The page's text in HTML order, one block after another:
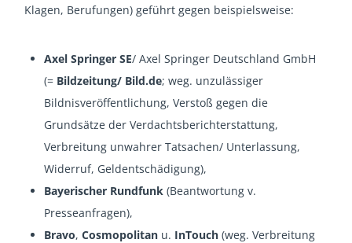
Klagen, Berufungen) geführt gegen beispielsweise:
Axel Springer SE/ Axel Springer Deutschland GmbH
(= Bildzeitung/ Bild.de; weg. unzulässiger
Bildnisveröffentlichung, Verstoß gegen die
Grundsätze der Verdachtsberichterstattung,
Verbreitung unwahrer Tatsachen/ Unterlassung,
Widerruf, Geldentschädigung),
Bayerischer Rundfunk (Beantwortung v.
Presseanfragen),
Bravo,Cosmopolitan u. InTouch (weg. Verbreitung